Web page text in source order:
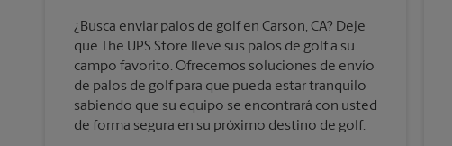
¿Busca enviar palos de golf en Carson, CA? Deje
que The UPS Store lleve sus palos de golf a su
campo favorito. Ofrecemos soluciones de envío
de palos de golf para que pueda estar tranquilo
sabiendo que su equipo se encontrará con usted
de forma segura en su próximo destino de golf.